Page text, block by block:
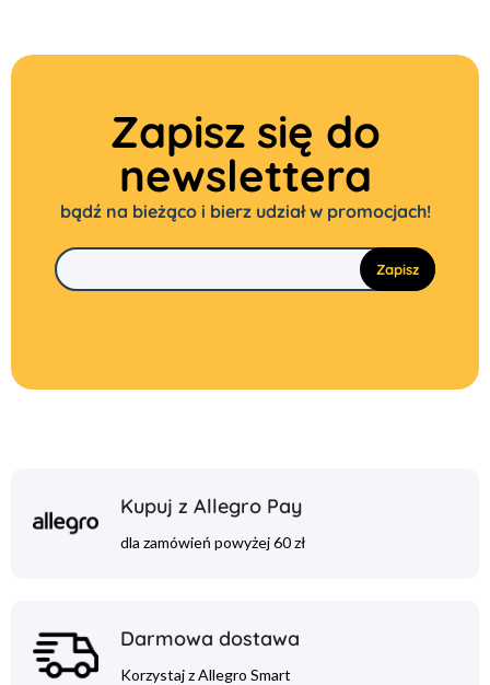
Zapisz się do
newslettera
bądź na bieżąco i bierz udział w promocjach!
Kupuj z Allegro Pay
dla zamówień powyżej 60 zł
Darmowa dostawa
Korzystaj z Allegro Smart